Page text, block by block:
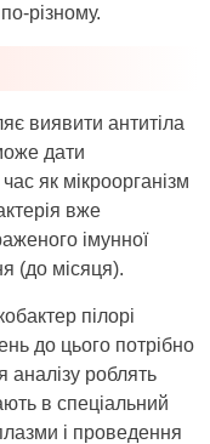
різному.
виявити антитіла
дати
як мікроорганізм
вже
імунної
(до місяця).
пілорі
до цього потрібно
аналізу роблять
в спеціальний
і проведення